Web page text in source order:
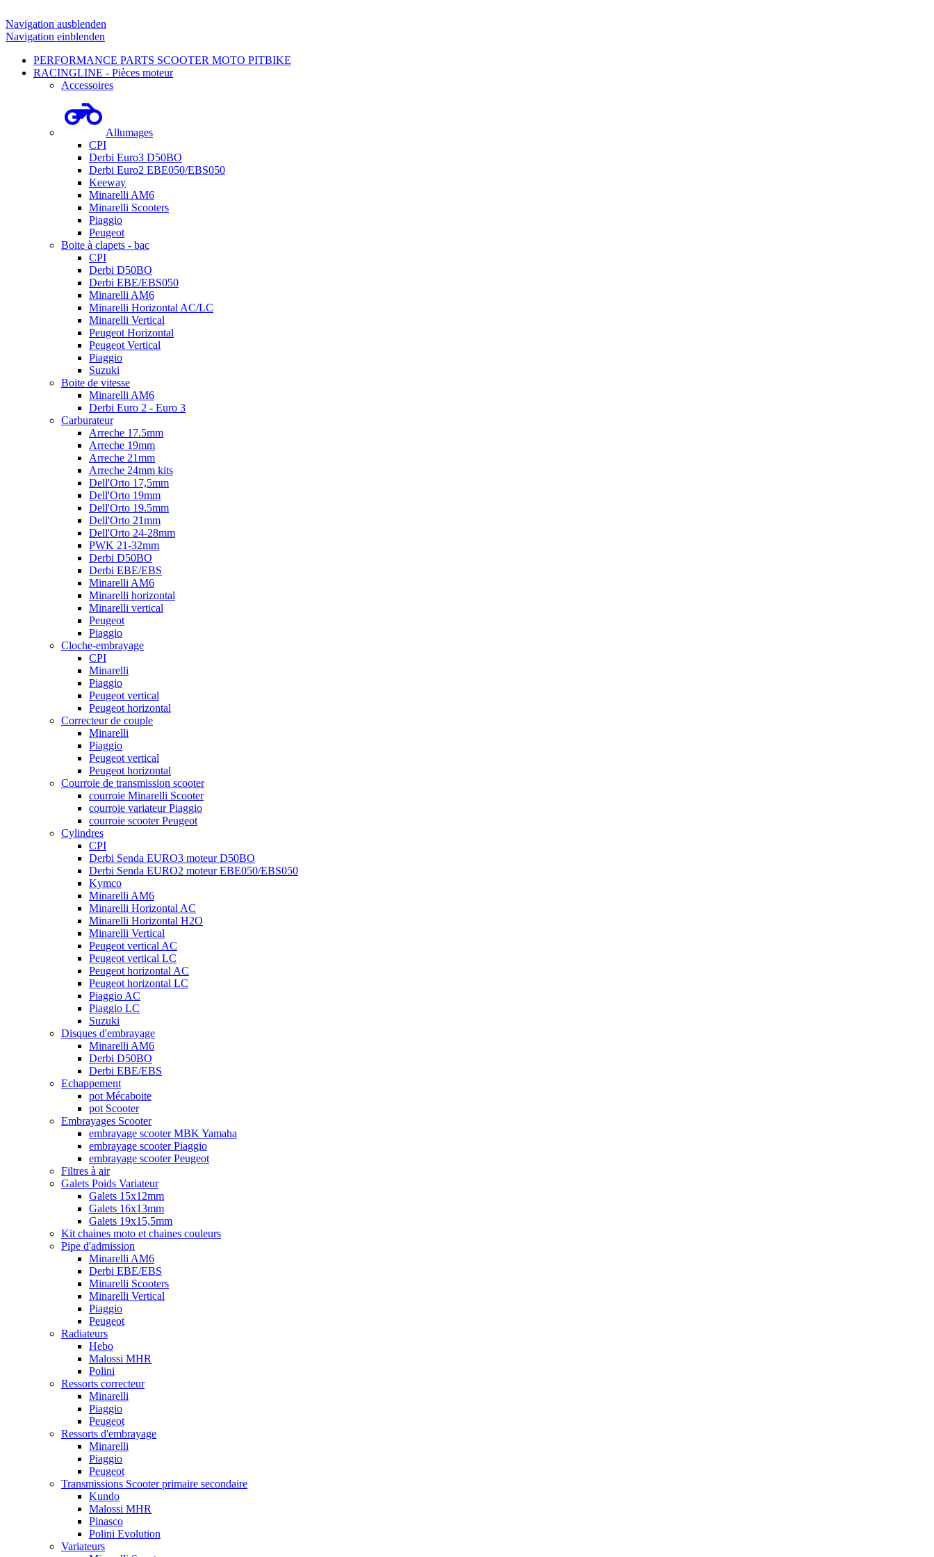
Navigation ausblenden
Navigation einblenden
PERFORMANCE PARTS SCOOTER MOTO PITBIKE
RACINGLINE - Pièces moteur
Accessoires
Allumages
CPI
Derbi Euro3 D50BO
Derbi Euro2 EBE050/EBS050
Keeway
Minarelli AM6
Minarelli Scooters
Piaggio
Peugeot
Boite à clapets - bac
CPI
Derbi D50BO
Derbi EBE/EBS050
Minarelli AM6
Minarelli Horizontal AC/LC
Minarelli Vertical
Peugeot Horizontal
Peugeot Vertical
Piaggio
Suzuki
Boite de vitesse
Minarelli AM6
Derbi Euro 2 - Euro 3
Carburateur
Arreche 17.5mm
Arreche 19mm
Arreche 21mm
Arreche 24mm kits
Dell'Orto 17,5mm
Dell'Orto 19mm
Dell'Orto 19.5mm
Dell'Orto 21mm
Dell'Orto 24-28mm
PWK 21-32mm
Derbi D50BO
Derbi EBE/EBS
Minarelli AM6
Minarelli horizontal
Minarelli vertical
Peugeot
Piaggio
Cloche-embrayage
CPI
Minarelli
Piaggio
Peugeot vertical
Peugeot horizontal
Correcteur de couple
Minarelli
Piaggio
Peugeot vertical
Peugeot horizontal
Courroie de transmission scooter
courroie Minarelli Scooter
courroie variateur Piaggio
courroie scooter Peugeot
Cylindres
CPI
Derbi Senda EURO3 moteur D50BO
Derbi Senda EURO2 moteur EBE050/EBS050
Kymco
Minarelli AM6
Minarelli Horizontal AC
Minarelli Horizontal H2O
Minarelli Vertical
Peugeot vertical AC
Peugeot vertical LC
Peugeot horizontal AC
Peugeot horizontal LC
Piaggio AC
Piaggio LC
Suzuki
Disques d'embrayage
Minarelli AM6
Derbi D50BO
Derbi EBE/EBS
Echappement
pot Mécaboite
pot Scooter
Embrayages Scooter
embrayage scooter MBK Yamaha
embrayage scooter Piaggio
embrayage scooter Peugeot
Filtres à air
Galets Poids Variateur
Galets 15x12mm
Galets 16x13mm
Galets 19x15,5mm
Kit chaines moto et chaines couleurs
Pipe d'admission
Minarelli AM6
Derbi EBE/EBS
Minarelli Scooters
Minarelli Vertical
Piaggio
Peugeot
Radiateurs
Hebo
Malossi MHR
Polini
Ressorts correcteur
Minarelli
Piaggio
Peugeot
Ressorts d'embrayage
Minarelli
Piaggio
Peugeot
Transmissions Scooter primaire secondaire
Kundo
Malossi MHR
Pinasco
Polini Evolution
Variateurs